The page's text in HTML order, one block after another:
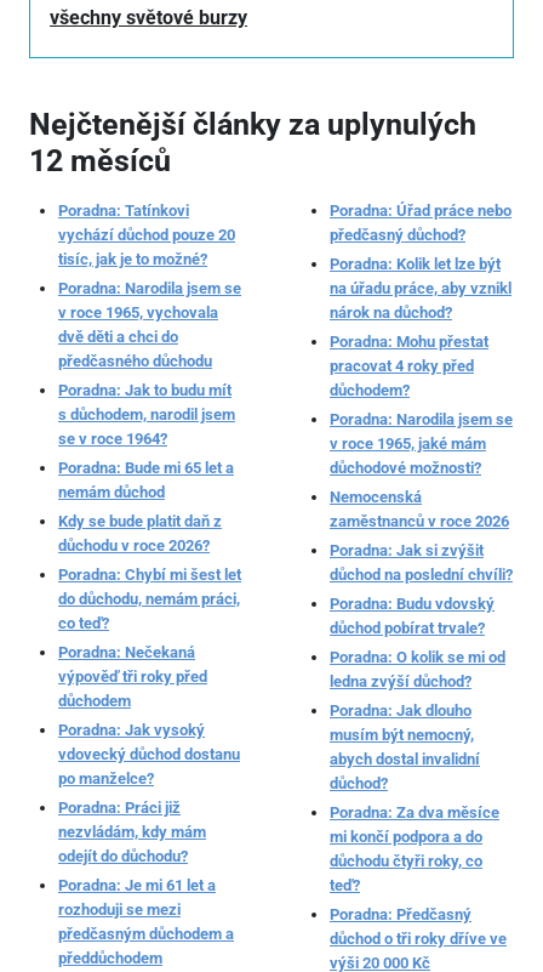
všechny světové burzy
Nejčtenější články za uplynulých
12 měsíců
Poradna: Tatínkovi
vychází důchod pouze 20
tisíc, jak je to možné?
Poradna: Narodila jsem se
v roce 1965, vychovala
dvě děti a chci do
předčasného důchodu
Poradna: Jak to budu mít
s důchodem, narodil jsem
se v roce 1964?
Poradna: Bude mi 65 let a
nemám důchod
Kdy se bude platit daň z
důchodu v roce 2026?
Poradna: Chybí mi šest let
do důchodu, nemám práci,
co teď?
Poradna: Nečekaná
výpověď tři roky před
důchodem
Poradna: Jak vysoký
vdovecký důchod dostanu
po manželce?
Poradna: Práci již
nezvládám, kdy mám
odejít do důchodu?
Poradna: Je mi 61 let a
rozhoduji se mezi
předčasným důchodem a
předdůchodem
Poradna: Úřad práce nebo
předčasný důchod?
Poradna: Kolik let lze být
na úřadu práce, aby vznikl
nárok na důchod?
Poradna: Mohu přestat
pracovat 4 roky před
důchodem?
Poradna: Narodila jsem se
v roce 1965, jaké mám
důchodové možnosti?
Nemocenská
zaměstnanců v roce 2026
Poradna: Jak si zvýšit
důchod na poslední chvíli?
Poradna: Budu vdovský
důchod pobírat trvale?
Poradna: O kolik se mi od
ledna zvýší důchod?
Poradna: Jak dlouho
musím být nemocný,
abych dostal invalidní
důchod?
Poradna: Za dva měsíce
mi končí podpora a do
důchodu čtyři roky, co
teď?
Poradna: Předčasný
důchod o tři roky dříve ve
výši 20 000 Kč